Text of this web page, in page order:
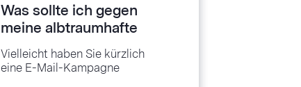
Was sollte ich gegen
meine albtraumhafte
Öffnungsrate machen?
Vielleicht haben Sie kürzlich
eine E-Mail-Kampagne